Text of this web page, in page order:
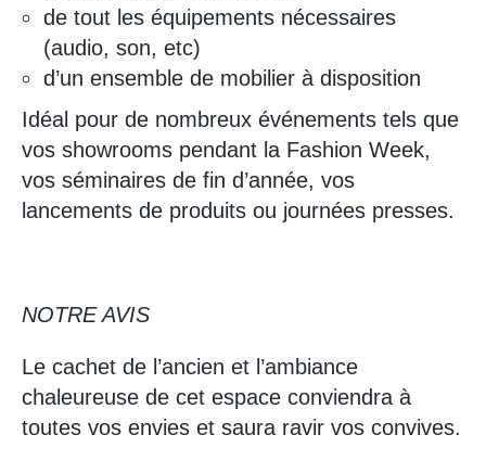
de tout les équipements nécessaires
(audio, son, etc)
d’un ensemble de mobilier à disposition
Idéal pour de nombreux événements tels que
vos showrooms pendant la Fashion Week,
vos séminaires de fin d’année, vos
lancements de produits ou journées presses.
NOTRE AVIS
Le cachet de l’ancien et l’ambiance
chaleureuse de cet espace conviendra à
toutes vos envies et saura ravir vos convives.